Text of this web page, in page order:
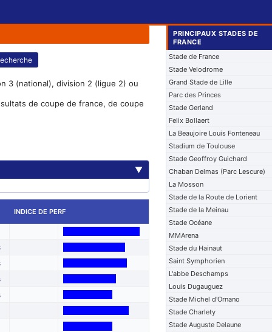
3 (national), division 2 (ligue 2) ou
de coupe de france, de coupe
▼
INDICE DE PERF
PRINCIPAUX STADES DE
FRANCE
Stade de France
Stade Velodrome
Grand Stade de Lille
Parc des Princes
Stade Gerland
Felix Bollaert
La Beaujoire Louis Fonteneau
Stadium de Toulouse
Stade Geoffroy Guichard
Chaban Delmas (Parc Lescure)
La Mosson
Stade de la Route de Lorient
Stade de la Meinau
Stade Océane
MMArena
Stade du Hainaut
Saint Symphorien
L'abbe Deschamps
Louis Dugauguez
Stade Michel d'Ornano
Stade Charlety
Stade Auguste Delaune